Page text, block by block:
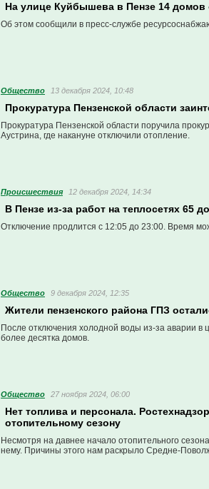
На улице Куйбышева в Пензе 14 домов
Об этом сообщили в пресс-службе
Общество 13 декабря 2024, 10:48
Прокуратура Пензенской области
Прокуратура Пензенской области поручила
Аустрина, где накануне отключили отопление.
Проиcшествия 12 декабря 2024, 14:34
В Пензе из-за работ на теплосетях 65
Отключение продлится с 12:05 до 23:00. Время
Общество 9 декабря 2024, 12:35
Жители пензенского района ГПЗ
После отключения холодной воды из-за аварии
более десятка домов.
Общество 27 ноября 2024, 06:00
Нет топлива и персонала.
отопительному сезону
Несмотря на давнее начало отопительного
нему. Причины этого нам раскрыло Средне-